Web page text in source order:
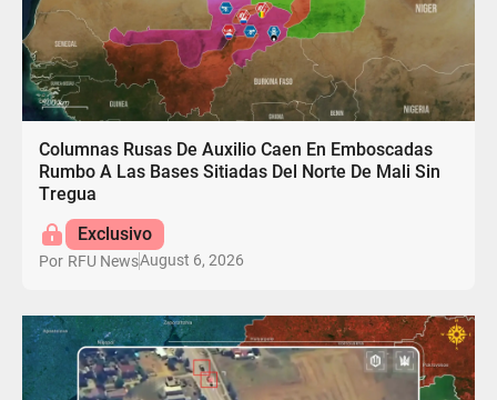
Columnas Rusas De Auxilio Caen En Emboscadas
Rumbo A Las Bases Sitiadas Del Norte De Mali Sin
Tregua
Exclusivo
Por RFU NewsAugust 6, 2026